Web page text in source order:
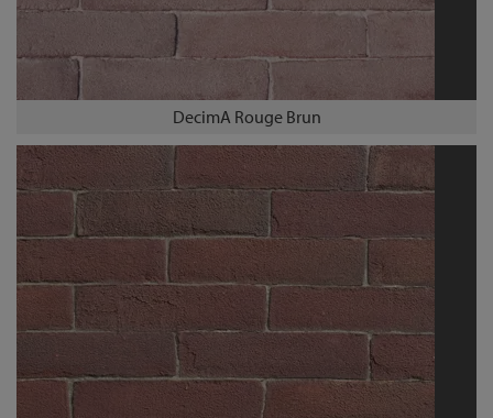
DecimA Rouge Brun